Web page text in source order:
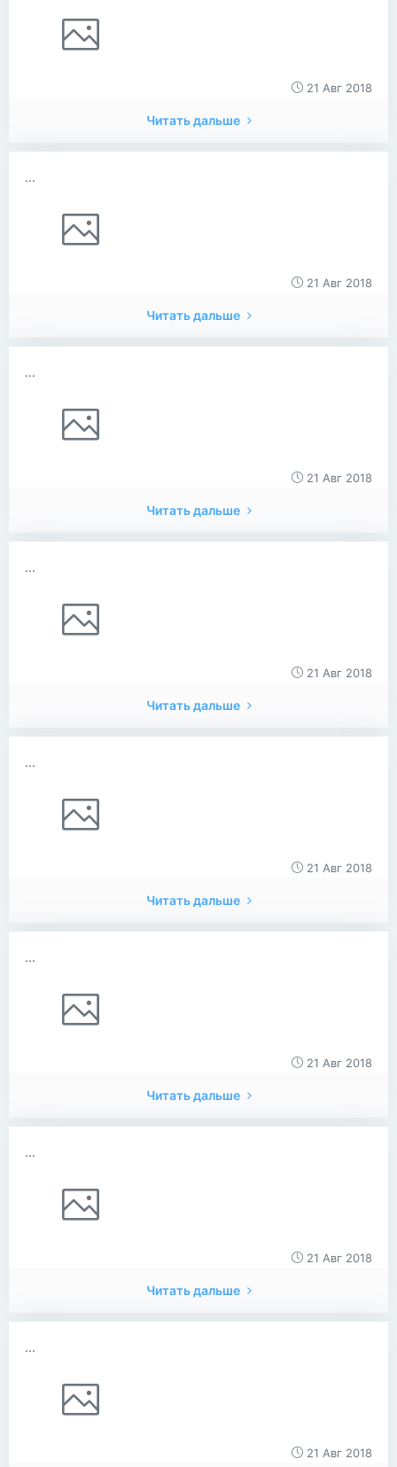
21 Авг 2018
Читать дальше
...
21 Авг 2018
Читать дальше
...
21 Авг 2018
Читать дальше
...
21 Авг 2018
Читать дальше
...
21 Авг 2018
Читать дальше
...
21 Авг 2018
Читать дальше
...
21 Авг 2018
Читать дальше
...
21 Авг 2018